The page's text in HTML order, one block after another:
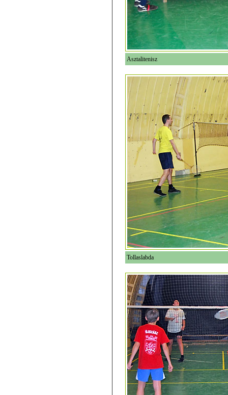
Asztalitenisz
Tollaslabda